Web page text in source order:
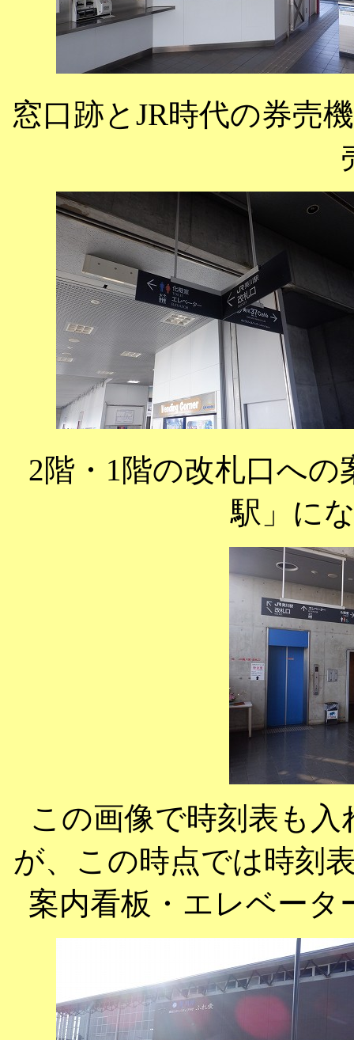
窓口跡とJR時代の券売
2階・1階の改札口への
駅」に
この画像で時刻表も
が、この時点では時刻
案内看板・エレベータ